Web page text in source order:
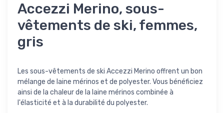
Accezzi Merino, sous-
vêtements de ski, femmes,
gris
Les sous-vêtements de ski Accezzi Merino offrent un bon
mélange de laine mérinos et de polyester. Vous bénéficiez
ainsi de la chaleur de la laine mérinos combinée à
l'élasticité et à la durabilité du polyester.